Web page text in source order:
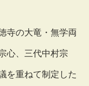
寺の大竜・無学両
心、三代中村宗
を重ねて制定した